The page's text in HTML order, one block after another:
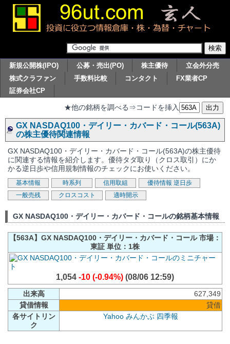
新規公開株(IPO) 公募・売出(PO) 株主優待
立会外分売
株式クラファン
手数料比較 コンタクト
FX業者CP
証券会社CP
★他の銘柄を調べる⇒コードを挿入
GX NASDAQ100・デイリー・カバード・コール(563A)
の株主優待関連情報
GX NASDAQ100・デイリー・カバード・コール(563A)の株主優待
に関連する情報を紹介します。優待タダ取り（クロス取引）にか
かる逆日歩や信用規制情報のチェックにお使いください。
基本情報 時系列 信用取組 優待情報 逆日歩
一般売残
クロスコスト 適時開示
GX NASDAQ100・デイリー・カバード・コールの銘柄基本情報
【563A】GX NASDAQ100・デイリー・カバード・コール 市場：
東証 単位：1株
1,054 -10 (-0.94%) (08/06 12:59)
出来高
627,349
貸借情報
貸借
各サイトリン
ク
Yahoo みんかぶ 四季報